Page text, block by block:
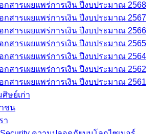
อกสารเผยแพร่การเงิน ปีงบประมาณ 2568
อกสารเผยแพร่การเงิน ปีงบประมาณ 2567
อกสารเผยแพร่การเงิน ปีงบประมาณ 2566
อกสารเผยแพร่การเงิน ปีงบประมาณ 2565
อกสารเผยแพร่การเงิน ปีงบประมาณ 2564
อกสารเผยแพร่การเงิน ปีงบประมาณ 2562
อกสารเผยแพร่การเงิน ปีงบประมาณ 2561
ษย์เก่า
ชน
า